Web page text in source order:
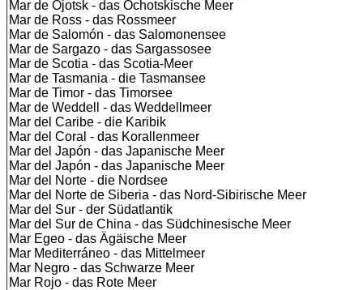
Mar de Ojotsk - das Ochotskische Meer
Mar de Ross - das Rossmeer
Mar de Salomón - das Salomonensee
Mar de Sargazo - das Sargassosee
Mar de Scotia - das Scotia-Meer
Mar de Tasmania - die Tasmansee
Mar de Timor - das Timorsee
Mar de Weddell - das Weddellmeer
Mar del Caribe - die Karibik
Mar del Coral - das Korallenmeer
Mar del Japón - das Japanische Meer
Mar del Japón - das Japanische Meer
Mar del Norte - die Nordsee
Mar del Norte de Siberia - das Nord-Sibirische Meer
Mar del Sur - der Südatlantik
Mar del Sur de China - das Südchinesische Meer
Mar Egeo - das Ägäische Meer
Mar Mediterráneo - das Mittelmeer
Mar Negro - das Schwarze Meer
Mar Rojo - das Rote Meer